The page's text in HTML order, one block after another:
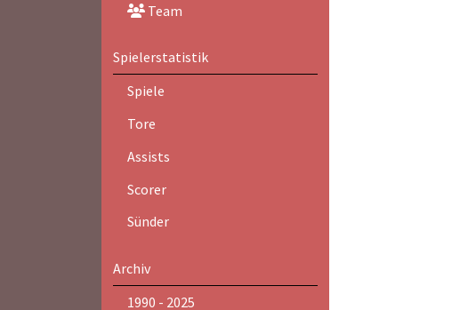
Team
Spielerstatistik
Spiele
Tore
Assists
Scorer
Sünder
Archiv
1990 - 2025